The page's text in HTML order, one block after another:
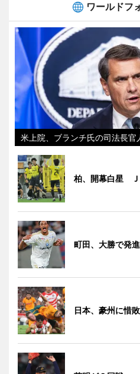
ワールドフ
米上院、ブランチ氏の司法長官
柏、開幕白星
町田、大勝で発
日本、豪州に惜